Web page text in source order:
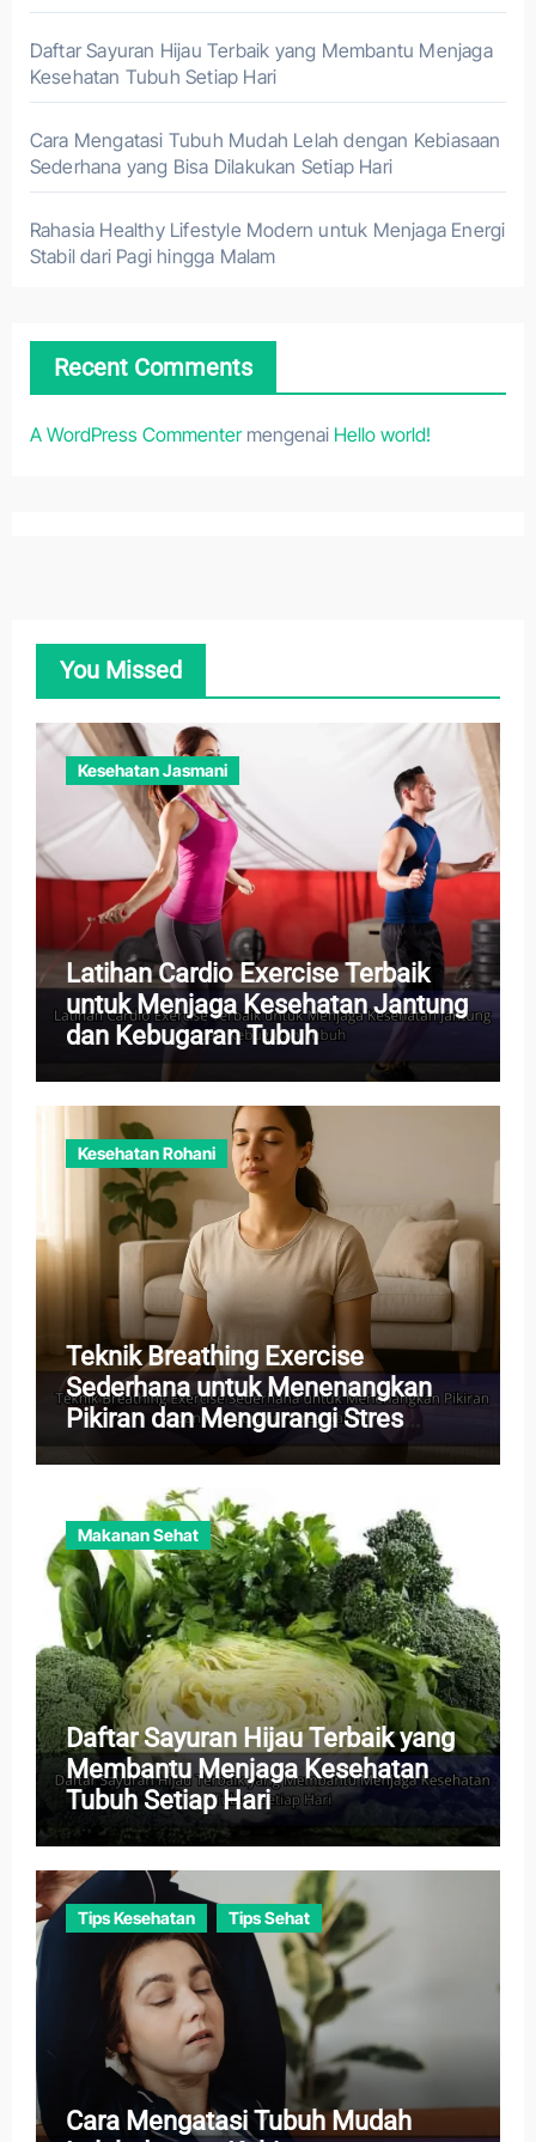
Daftar Sayuran Hijau Terbaik yang Membantu Menjaga
Kesehatan Tubuh Setiap Hari
Cara Mengatasi Tubuh Mudah Lelah dengan Kebiasaan
Sederhana yang Bisa Dilakukan Setiap Hari
Rahasia Healthy Lifestyle Modern untuk Menjaga Energi
Stabil dari Pagi hingga Malam
Recent Comments
A WordPress Commentermengenai Hello world!
You Missed
Kesehatan Jasmani
Latihan Cardio Exercise Terbaik
untuk Menjaga Kesehatan Jantung
dan Kebugaran Tubuh
Kesehatan Rohani
Teknik Breathing Exercise
Sederhana untuk Menenangkan
Pikiran dan Mengurangi Stres
Harian
Makanan Sehat
Daftar Sayuran Hijau Terbaik yang
Membantu Menjaga Kesehatan
Tubuh Setiap Hari
Tips Kesehatan Tips Sehat
Cara Mengatasi Tubuh Mudah